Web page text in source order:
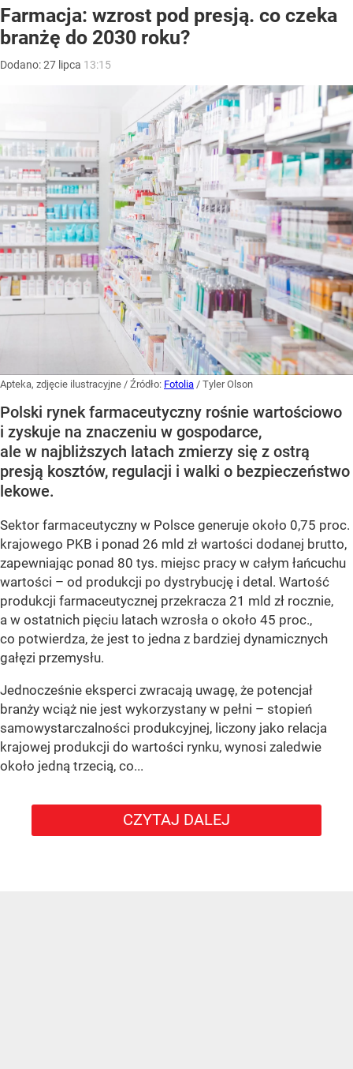
Farmacja: wzrost pod presją. co czeka
branżę do 2030 roku?
Dodano:27 lipca 13:15
Apteka, zdjęcie ilustracyjne / Źródło: Fotolia / Tyler Olson
Polski rynek farmaceutyczny rośnie wartościowo
i zyskuje na znaczeniu w gospodarce,
ale w najbliższych latach zmierzy się z ostrą
presją kosztów, regulacji i walki o bezpieczeństwo
lekowe.
Sektor farmaceutyczny w Polsce generuje około 0,75 proc.
krajowego PKB i ponad 26 mld zł wartości dodanej brutto,
zapewniając ponad 80 tys. miejsc pracy w całym łańcuchu
wartości – od produkcji po dystrybucję i detal. Wartość
produkcji farmaceutycznej przekracza 21 mld zł rocznie,
a w ostatnich pięciu latach wzrosła o około 45 proc.,
co potwierdza, że jest to jedna z bardziej dynamicznych
gałęzi przemysłu.
Jednocześnie eksperci zwracają uwagę, że potencjał
branży wciąż nie jest wykorzystany w pełni – stopień
samowystarczalności produkcyjnej, liczony jako relacja
krajowej produkcji do wartości rynku, wynosi zaledwie
około jedną trzecią, co...
CZYTAJ DALEJ